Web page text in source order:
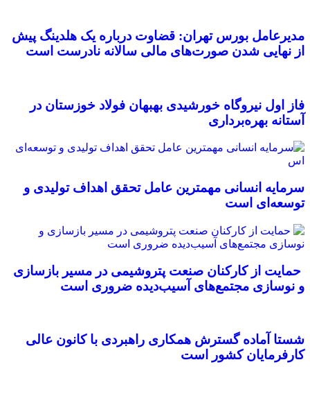
مدیرعامل بورس تهران: قضاوت درباره یک هلدینگ پیش
از نهایی شدن صورت‌های مالی سالانه نادرست است
فاز اول نیروگاه خورشیدی بهبهان فولاد خوزستان در
آستانه بهره‌برداری
سرمایه انسانی مهمترین عامل تحقق اهداف تولیدی و
توسعه‌ای است
حمایت از کارکنان صنعت پتروشیمی در مسیر بازسازی
و نوسازی مجتمع‌های آسیب‌دیده ضروری است
شستا آماده گسترش همکاری راهبردی با کانون عالی
کارفرمایان کشور است